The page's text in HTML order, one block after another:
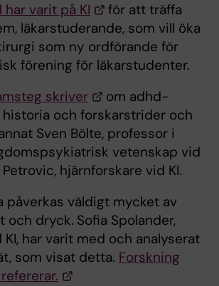
har varit på KI
för att träffa
läkarstuderande, som vill öka
som ny ordförande för
förening för läkarstudenter.
skriver
om adhd-
och forskarstrider och
Sven Bölte, professor i
vetenskap vid
hjärnforskare vid KI.
påverkas väldigt mycket av
och dryck. Sofia Spolander,
har varit med och analyserat
som visat detta. Forskning